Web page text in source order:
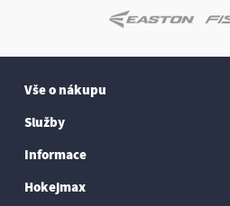
Vše o nákupu
Služby
Informace
Hokejmax